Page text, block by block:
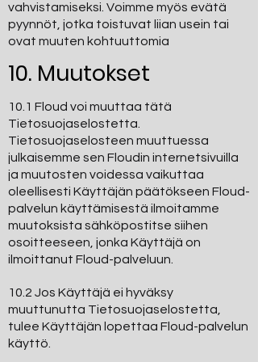
vahvistamiseksi. Voimme myös evätä
pyynnöt, jotka toistuvat liian usein tai
ovat muuten kohtuuttomia
10. Muutokset
10.1 Floud voi muuttaa tätä
Tietosuojaselostetta.
Tietosuojaselosteen muuttuessa
julkaisemme sen Floudin internetsivuilla
ja muutosten voidessa vaikuttaa
oleellisesti Käyttäjän päätökseen Floud-
palvelun käyttämisestä ilmoitamme
muutoksista sähköpostitse siihen
osoitteeseen, jonka Käyttäjä on
ilmoittanut Floud-palveluun.
10.2 Jos Käyttäjä ei hyväksy
muuttunutta Tietosuojaselostetta,
tulee Käyttäjän lopettaa Floud-palvelun
käyttö.